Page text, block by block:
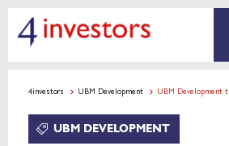
4investors UBM Development UBM Development
UBM DEVELOPMENT